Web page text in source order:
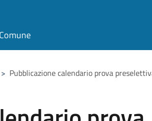
> Pubblicazione calendario prova